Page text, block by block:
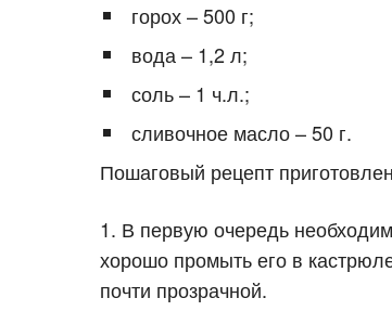
горох – 500 г;
вода – 1,2 л;
соль – 1 ч.л.;
сливочное масло – 50 г.
Пошаговый рецепт
В первую очередь
хорошо промыть его в
почти прозрачной.